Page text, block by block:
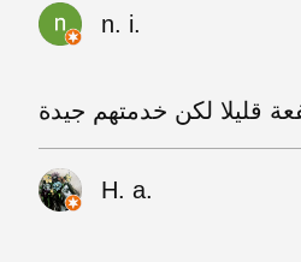
n. i.
قليلا لكن خدمتهم جيدة
H. a.